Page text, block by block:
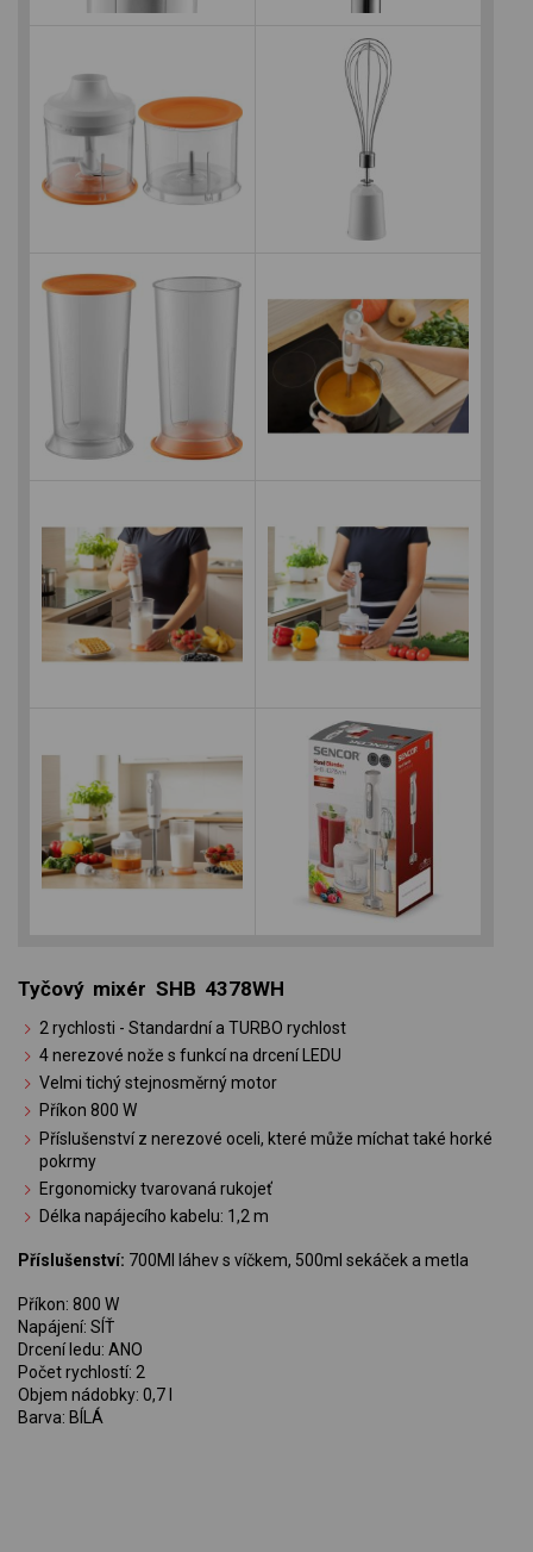
Tyčový mixér SHB 4378WH
2 rychlosti - Standardní a TURBO rychlost
4 nerezové nože s funkcí na drcení LEDU
Velmi tichý stejnosměrný motor
Příkon 800 W
Příslušenství z nerezové oceli, které může míchat také horké
pokrmy
Ergonomicky tvarovaná rukojeť
Délka napájecího kabelu: 1,2 m
Příslušenství: 700Ml láhev s víčkem, 500ml sekáček a metla
Příkon: 800 W
Napájení: SÍŤ
Drcení ledu: ANO
Počet rychlostí: 2
Objem nádobky: 0,7 l
Barva: BÍLÁ